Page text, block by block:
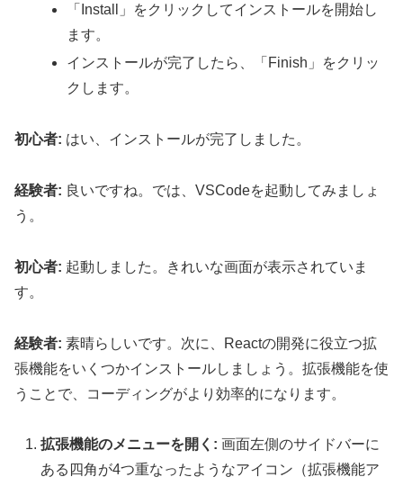
「Install」をクリックしてインストールを開始し
ます。
インストールが完了したら、「Finish」をクリッ
クします。
初心者: はい、インストールが完了しました。
経験者: 良いですね。では、VSCodeを起動してみましょ
う。
初心者: 起動しました。きれいな画面が表示されていま
す。
経験者: 素晴らしいです。次に、Reactの開発に役立つ拡
張機能をいくつかインストールしましょう。拡張機能を使
うことで、コーディングがより効率的になります。
拡張機能のメニューを開く: 画面左側のサイドバーに
ある四角が4つ重なったようなアイコン（拡張機能ア